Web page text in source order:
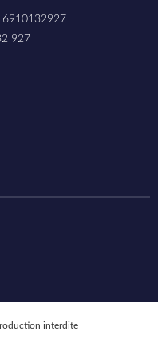
927
interdite